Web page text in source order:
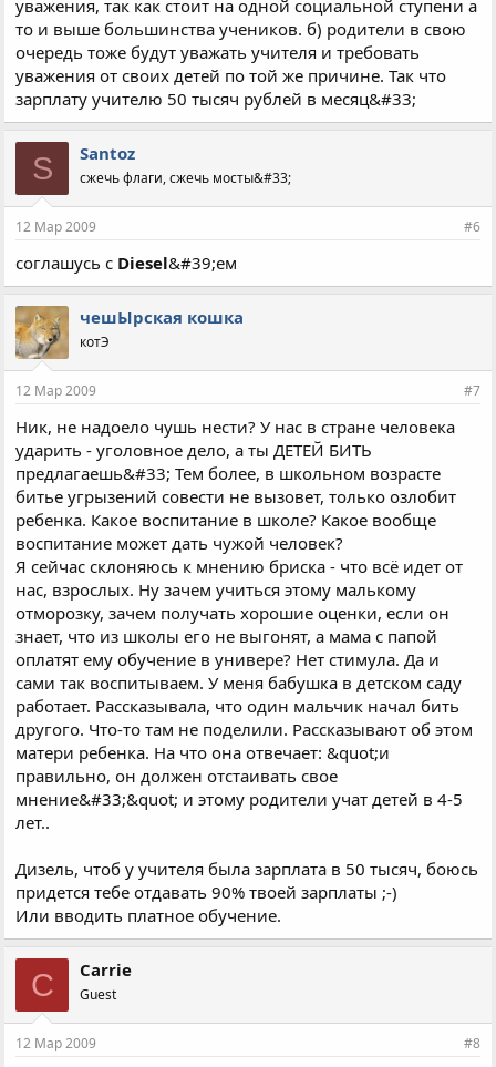
уважения, так как стоит на одной социальной ступени а
то и выше большинства учеников. б) родители в свою
очередь тоже будут уважать учителя и требовать
уважения от своих детей по той же причине. Так что
зарплату учителю 50 тысяч рублей в месяц&#33;
S Santoz
сжечь флаги, сжечь мосты&#33;
12 Мар 2009 #6
соглашусь с Diesel&#39;ем
чешЫрская кошка
котЭ
12 Мар 2009 #7
Ник, не надоело чушь нести? У нас в стране человека
ударить - уголовное дело, а ты ДЕТЕЙ БИТЬ
предлагаешь&#33; Тем более, в школьном возрасте
битье угрызений совести не вызовет, только озлобит
ребенка. Какое воспитание в школе? Какое вообще
воспитание может дать чужой человек?
Я сейчас склоняюсь к мнению бриска - что всё идет от
нас, взрослых. Ну зачем учиться этому малькому
отморозку, зачем получать хорошие оценки, если он
знает, что из школы его не выгонят, а мама с папой
оплатят ему обучение в универе? Нет стимула. Да и
сами так воспитываем. У меня бабушка в детском саду
работает. Рассказывала, что один мальчик начал бить
другого. Что-то там не поделили. Рассказывают об этом
матери ребенка. На что она отвечает: &quot;и
правильно, он должен отстаивать свое
мнение&#33;&quot; и этому родители учат детей в 4-5
лет..
Дизель, чтоб у учителя была зарплата в 50 тысяч, боюсь
придется тебе отдавать 90% твоей зарплаты ;-)
Или вводить платное обучение.
C Carrie
Guest
12 Мар 2009 #8